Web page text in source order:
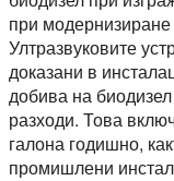
при
Ултразвуковите
доказани в
добива на
разходи. Това
галона годишно,
промишлени